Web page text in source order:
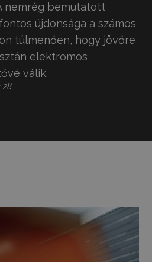
nemrég bemutatott
újdonsága a számos
túlmenően, hogy jövőre
elektromos
válik.